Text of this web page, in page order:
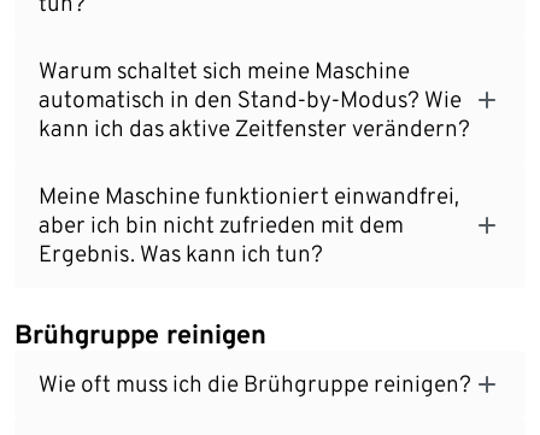
Warum schaltet sich meine Maschine
automatisch in den Stand-by-Modus? Wie
kann ich das aktive Zeitfenster verändern?
Meine Maschine funktioniert einwandfrei,
aber ich bin nicht zufrieden mit dem
Ergebnis. Was kann ich tun?
Brühgruppe reinigen
Wie oft muss ich die Brühgruppe reinigen?